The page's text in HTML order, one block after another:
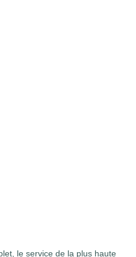
le service de la plus haute